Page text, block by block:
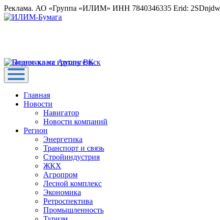
Реклама. АО «Группа «ИЛИМ» ИНН 7840346335 Erid:
Главная
Новости
Навигатор
Новости компаний
Регион
Энергетика
Транспорт и связь
Стройиндустрия
ЖКХ
Агропром
Лесной комплекс
Экономика
Ретроспектива
Промышленность